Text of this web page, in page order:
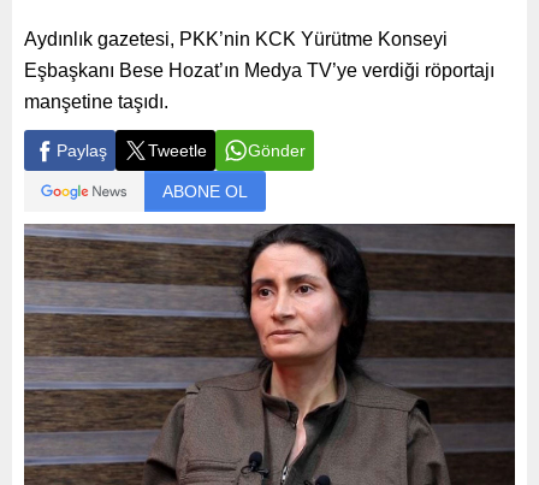
Aydınlık gazetesi, PKK’nin KCK Yürütme Konseyi
Eşbaşkanı Bese Hozat’ın Medya TV’ye verdiği röportajı
manşetine taşıdı.
Paylaş Tweetle Gönder
ABONE OL